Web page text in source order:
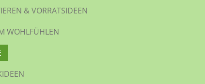
& VORRATSIDEEN
WOHLFÜHLEN